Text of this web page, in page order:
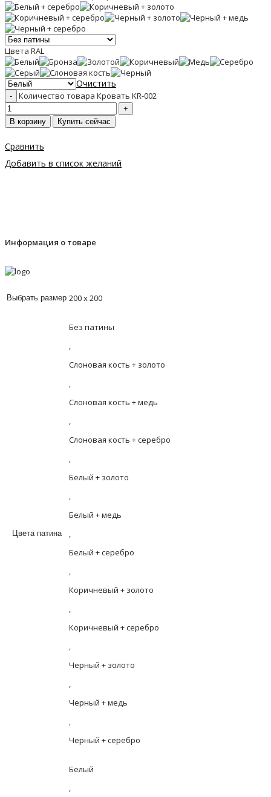
Цвета RAL
Очистить
Количество товара Кровать KR-002
В корзину Купить сейчас
Сравнить
Добавить в список желаний
Информация о товаре
Выбрать размер 200 х 200
Цвета патина
Без патины
,
Слоновая кость + золото
,
Слоновая кость + медь
,
Слоновая кость + серебро
,
Белый + золото
,
Белый + медь
,
Белый + серебро
,
Коричневый + золото
,
Коричневый + серебро
,
Черный + золото
,
Черный + медь
,
Черный + серебро
Белый
,